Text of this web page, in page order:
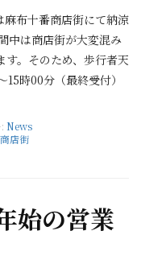
布十番商店街にて納涼
中は商店街が大変混み
。そのため、歩行者天
時00分（最終受付）
News
店街
始の営業